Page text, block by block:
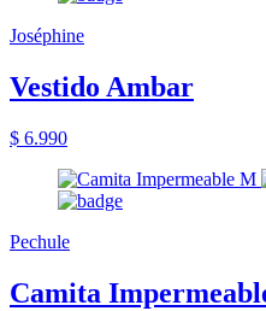
Joséphine
Vestido Ambar
$ 6.990
Pechule
Camita